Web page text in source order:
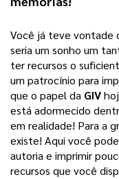
Você já teve vontade
seria um sonho um
ter recursos o
um patrocínio para
que o papel da GIV
está adormecido
em realidade! Para a
existe! Aqui você
autoria e imprimir
recursos que você